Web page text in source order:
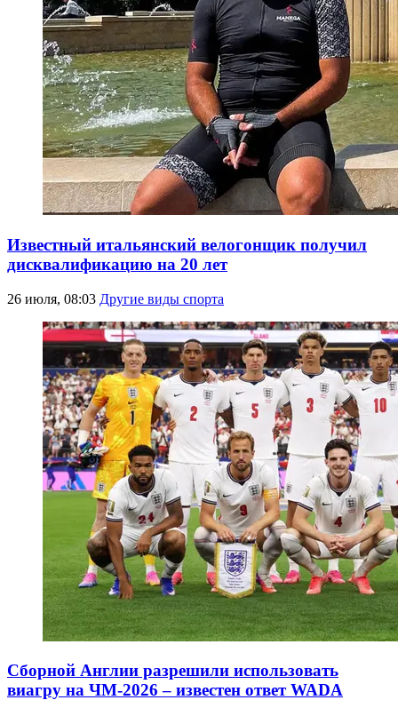
Известный итальянский велогонщик получил
дисквалификацию на 20 лет
26 июля, 08:03 Другие виды спорта
Сборной Англии разрешили использовать
виагру на ЧМ-2026 – известен ответ WADA